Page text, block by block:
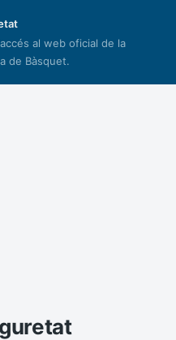
al web oficial de la
de Bàsquet.